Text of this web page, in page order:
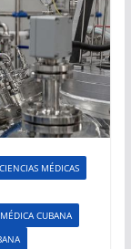
CIENCIAS MÉDICAS
CUBANA